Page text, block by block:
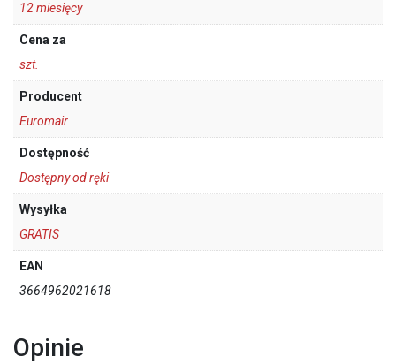
12 miesięcy
Cena za
szt.
Producent
Euromair
Dostępność
Dostępny od ręki
Wysyłka
GRATIS
EAN
3664962021618
Opinie